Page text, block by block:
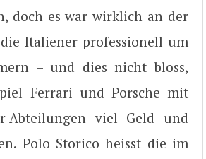
doch es war wirklich an der
Italiener professionell um
– und dies nicht bloss,
Ferrari und Porsche mit
Abteilungen viel Geld und
Polo Storico heisst die im